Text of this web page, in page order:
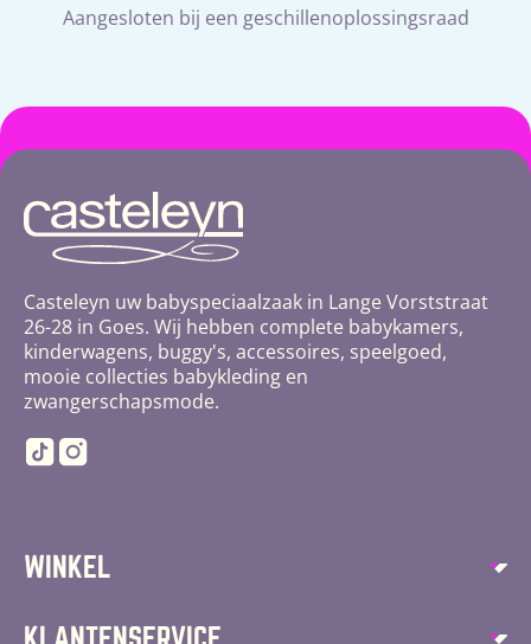
Aangesloten bij een geschillenoplossingsraad
Casteleyn uw babyspeciaalzaak in Lange Vorststraat
26-28 in Goes. Wij hebben complete babykamers,
kinderwagens, buggy's, accessoires, speelgoed,
mooie collecties babykleding en
zwangerschapsmode.
TikTokInstagram
WINKEL
Autostoelen